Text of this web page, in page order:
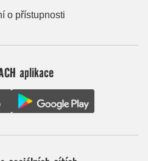
o přístupnosti
aplikace